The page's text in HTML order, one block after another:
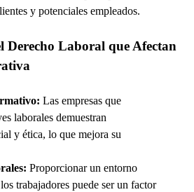
y potenciales empleados.
Derecho Laboral que Afectan
Las empresas que
laborales demuestran
y ética, lo que mejora su
Proporcionar un entorno
trabajadores puede ser un factor